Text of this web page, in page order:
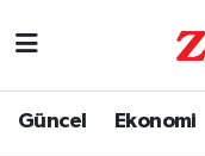
Güncel Ekonomi
Nöbetçi